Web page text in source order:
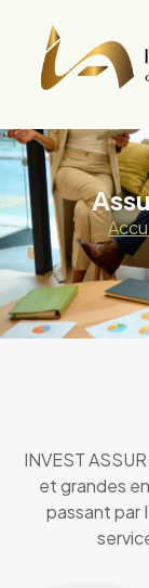
INVEST
et grandes
passant par